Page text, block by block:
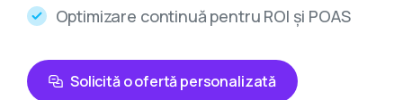
Optimizare continuă pentru ROI și POAS
Solicită o ofertă personalizată